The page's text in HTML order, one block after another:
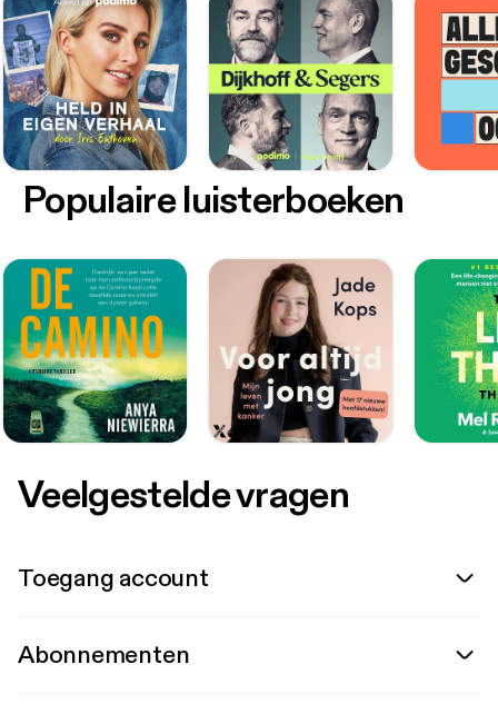
Populaire luisterboeken
Veelgestelde vragen
Toegang account
Abonnementen